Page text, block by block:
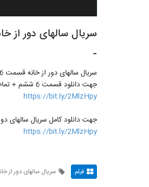
-
سریال سالهای دور از خانه قسمت 6 ، دانلود قسمت ششم سال های دور از خانه
جهت دانلود قسمت 6 ششم + تمام قسمتهای سالهای دور از خانه روی لینک زیر کلیک کنید
https://bit.ly/2MlzHpy
جهت دانلود کامل سریال سالهای
https://bit.ly/2MlzHpy
فیلم سریال سالهای دور از